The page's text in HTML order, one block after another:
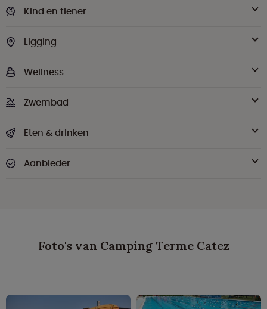
Kind en tiener
Ligging
Wellness
Zwembad
Eten & drinken
Aanbieder
Foto's van Camping Terme Catez